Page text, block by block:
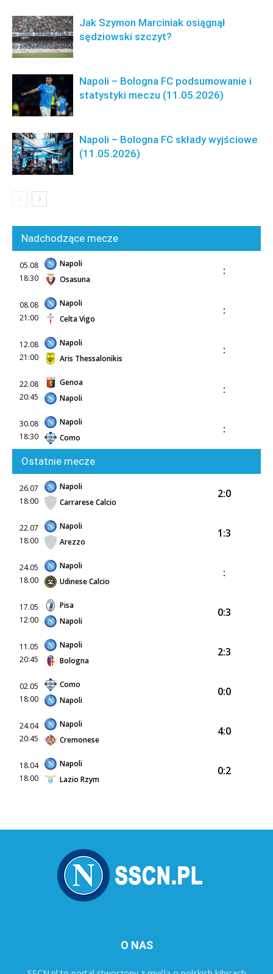
Jak Szymon Marciniak osiągnął
sędziowski szczyt?
Napoli – Bologna FC podsumowanie i
statystyki meczu (11.05.2026)
Napoli – Bologna FC składy wyjściowe
(11.05.2026)
Nadchodzące mecze
05.08
18:30
Napoli
Osasuna
:
08.08
21:00
Napoli
Celta Vigo
:
12.08
21:00
Napoli
Aris Thessalonikis
:
22.08
20:45
Genoa
Napoli
:
30.08
18:30
Napoli
Como
:
Ostatnie mecze
26.07
18:00
Napoli
Carrarese Calcio
2:0
22.07
18:00
Napoli
Arezzo
1:3
24.05
18:00
Napoli
Udinese Calcio
:
17.05
12:00
Pisa
Napoli
0:3
11.05
20:45
Napoli
Bologna
2:3
02.05
18:00
Como
Napoli
0:0
24.04
20:45
Napoli
Cremonese
4:0
18.04
18:00
Napoli
Lazio Rzym
0:2
O NAS